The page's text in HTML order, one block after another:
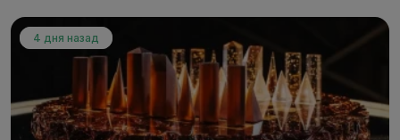
4 дня назад